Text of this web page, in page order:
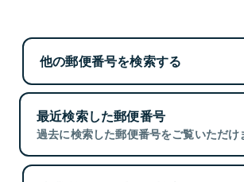
他の郵便番号を検索する
最近検索した郵便番号
過去に検索した郵便番号をご覧いただけ